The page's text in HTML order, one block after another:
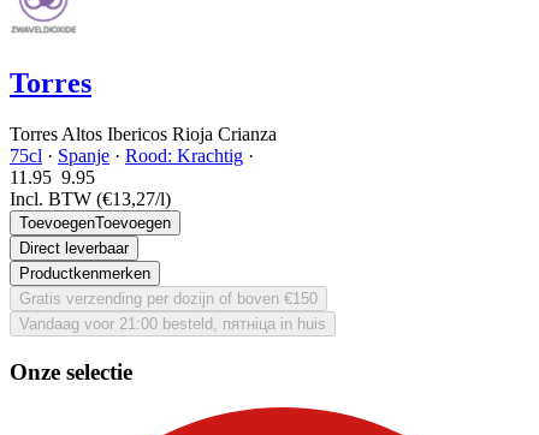
Torres
Torres Altos Ibericos Rioja Crianza
75cl · Spanje · Rood: Krachtig ·
11.95 9.95
Incl. BTW (€13,27/l)
ToevoegenToevoegen
Direct leverbaar
Productkenmerken
Gratis verzending per dozijn of boven €150
Vandaag voor 21:00 besteld, пятніца in huis
Onze selectie